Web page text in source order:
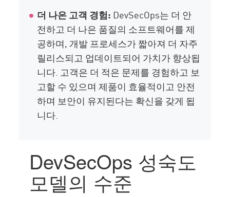
더 나은 고객 경험: DevSecOps는 더 안
전하고 더 나은 품질의 소프트웨어를 제
공하며, 개발 프로세스가 짧아져 더 자주
릴리스되고 업데이트되어 가치가 향상됩
니다. 고객은 더 적은 문제를 경험하고 보
고할 수 있으며 제품이 효율적이고 안전
하며 보안이 유지된다는 확신을 갖게 됩
니다.
DevSecOps 성숙도
모델의 수준